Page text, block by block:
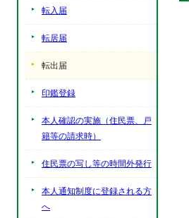
転入届
転居届
転出届
印鑑登録
本人確認の実施（住民票、戸
籍等の請求時）
住民票の写し等の時間外発行
本人通知制度に登録される方
へ